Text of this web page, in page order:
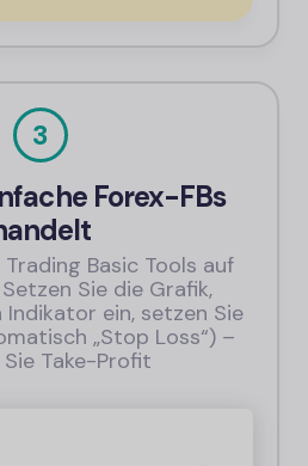
3
Forex-FBs
Basic Tools auf
Sie die Grafik,
ein, setzen Sie
„Stop Loss“) –
Take-Profit